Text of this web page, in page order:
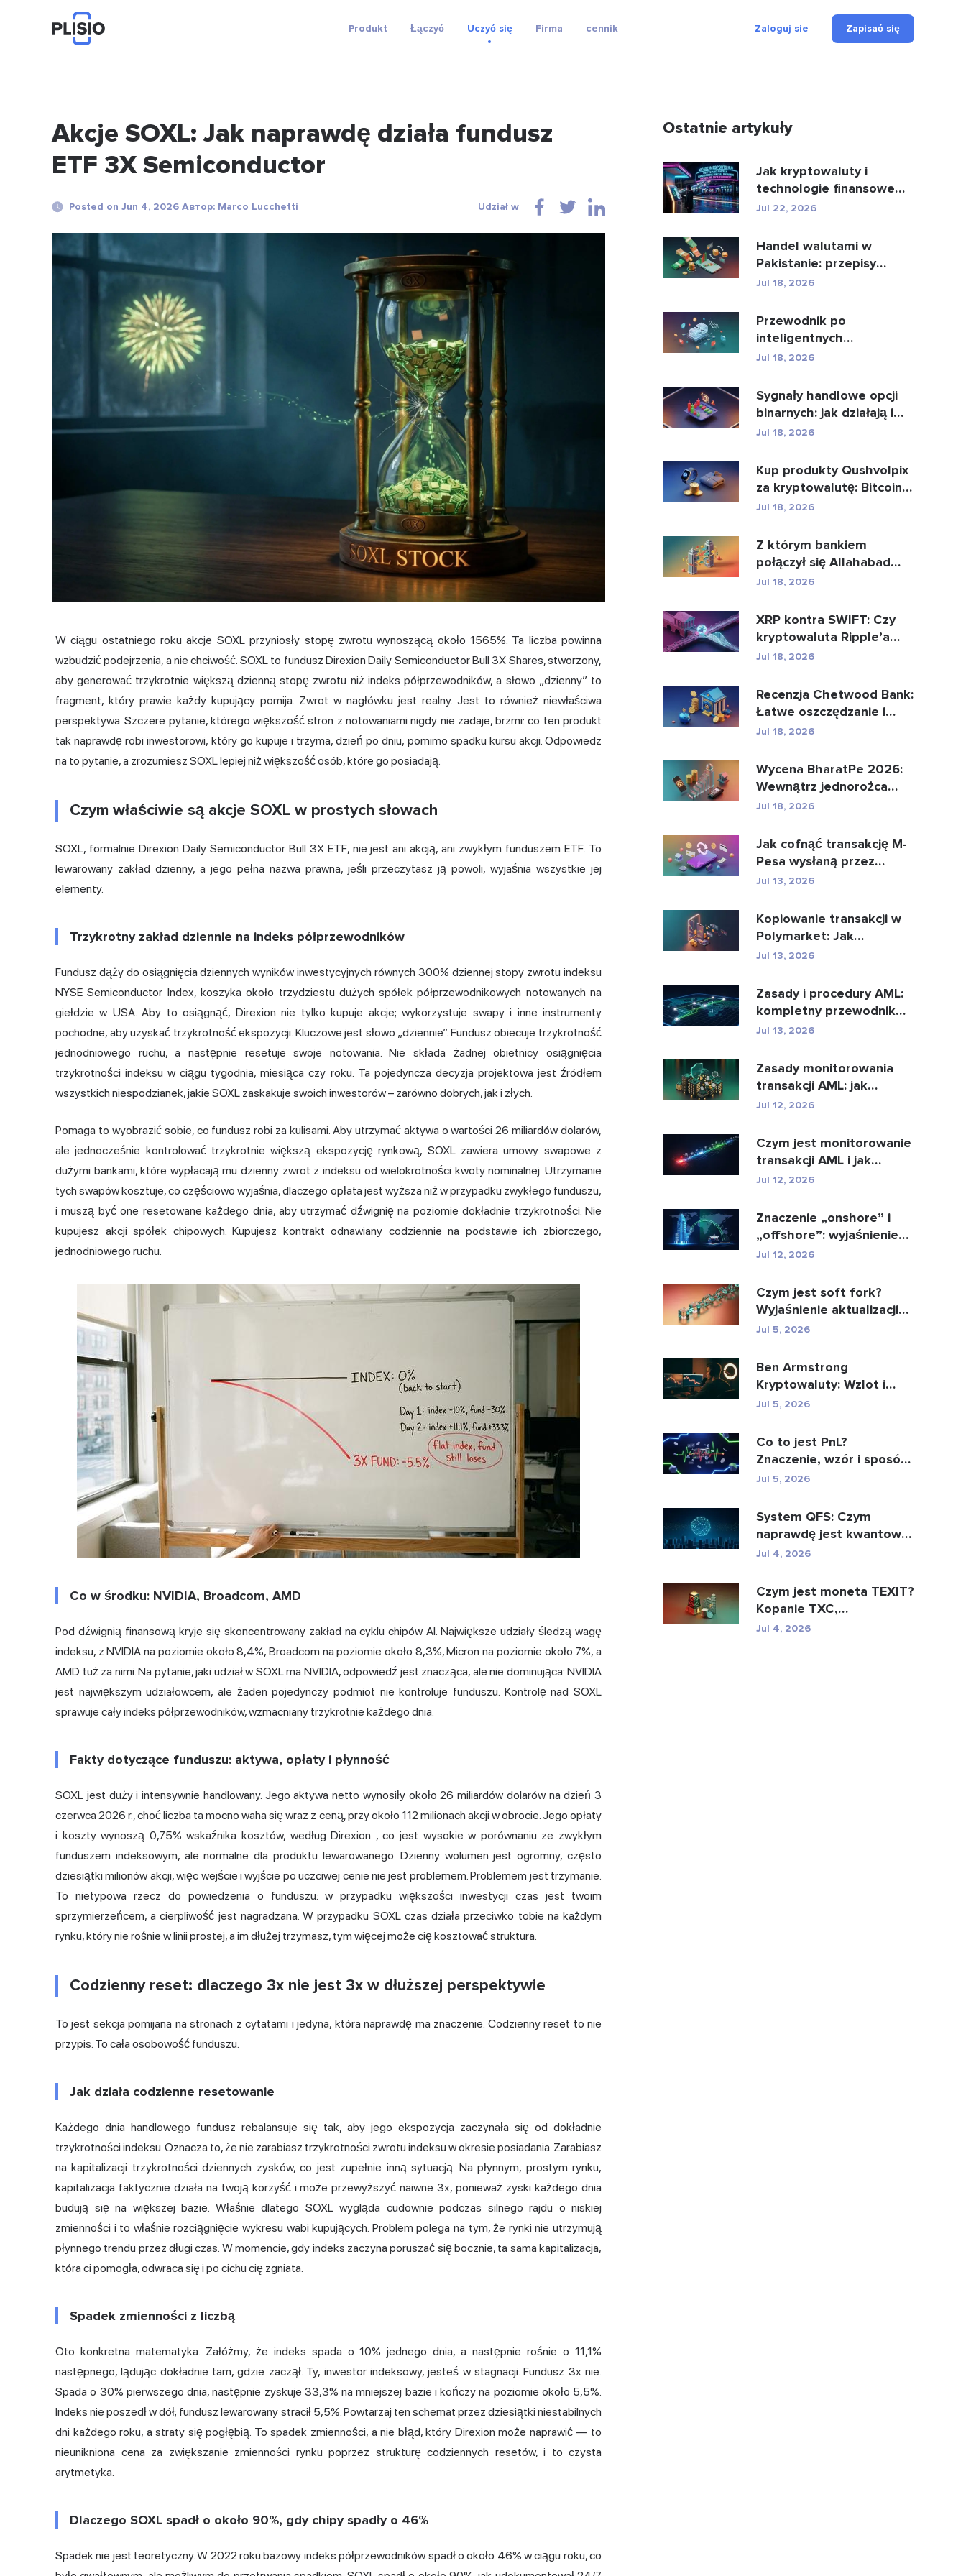
Produkt Łączyć Uczyć się Firma cennik Zaloguj sie Zapisać się
Akcje SOXL: Jak naprawdę działa fundusz
ETF 3X Semiconductor
Posted on Jun 4, 2026 Автор: Marco Lucchetti Udział w
W ciągu ostatniego roku akcje SOXL przyniosły stopę zwrotu wynoszącą około 1565%. Ta liczba powinna
wzbudzić podejrzenia, a nie chciwość. SOXL to fundusz Direxion Daily SemiconductorBull 3X Shares, stworzony,
aby generować trzykrotnie większą dzienną stopę zwrotu niż indeks półprzewodników, a słowo „dzienny” to
fragment, który prawie każdy kupujący pomija. Zwrot w nagłówku jest realny. Jest to również niewłaściwa
perspektywa. Szczere pytanie, którego większość stron z notowaniami nigdy nie zadaje, brzmi: co ten produkt
tak naprawdę robi inwestorowi, który go kupuje i trzyma, dzień po dniu, pomimo spadku kursu akcji. Odpowiedz
na to pytanie, a zrozumiesz SOXL lepiej niż większość osób, które go posiadają.
Czym właściwie są akcje SOXL w prostych słowach
SOXL, formalnie Direxion Daily Semiconductor Bull 3X ETF, nie jest ani akcją, ani zwykłym funduszem ETF. To
lewarowany zakład dzienny, a jego pełna nazwa prawna, jeśli przeczytasz ją powoli, wyjaśnia wszystkie jej
elementy.
Trzykrotny zakład dziennie na indeks półprzewodników
Fundusz dąży do osiągnięcia dziennych wyników inwestycyjnych równych 300% dziennej stopy zwrotu indeksu
NYSE Semiconductor Index, koszyka około trzydziestu dużych spółek półprzewodnikowych notowanych na
giełdzie w USA. Aby to osiągnąć, Direxion nie tylko kupuje akcje; wykorzystuje swapy i inne instrumenty
pochodne, aby uzyskać trzykrotność ekspozycji. Kluczowe jest słowo „dziennie”. Fundusz obiecuje trzykrotność
jednodniowego ruchu, a następnie resetuje swoje notowania. Nie składa żadnej obietnicy osiągnięcia
trzykrotności indeksu w ciągu tygodnia, miesiąca czy roku. Ta pojedyncza decyzja projektowa jest źródłem
wszystkich niespodzianek, jakie SOXL zaskakuje swoich inwestorów – zarówno dobrych, jak i złych.
Pomaga to wyobrazić sobie, co fundusz robi za kulisami. Aby utrzymać aktywa o wartości 26 miliardów dolarów,
ale jednocześnie kontrolować trzykrotnie większą ekspozycję rynkową, SOXL zawiera umowy swapowe z
dużymi bankami, które wypłacają mu dzienny zwrot z indeksu od wielokrotności kwoty nominalnej. Utrzymanie
tych swapów kosztuje, co częściowo wyjaśnia, dlaczego opłata jest wyższa niż w przypadku zwykłego funduszu,
i muszą być one resetowane każdego dnia, aby utrzymać dźwignię na poziomie dokładnie trzykrotności. Nie
kupujesz akcji spółek chipowych. Kupujesz kontrakt odnawiany codziennie na podstawie ich zbiorczego,
jednodniowego ruchu.
Co w środku: NVIDIA, Broadcom, AMD
Pod dźwignią finansową kryje się skoncentrowany zakład na cyklu chipów AI. Największe udziały śledzą wagę
indeksu, zNVIDIA na poziomie około 8,4%, Broadcom na poziomie około 8,3%, Micron na poziomie około 7%, a
AMD tuż za nimi. Na pytanie, jaki udział w SOXL ma NVIDIA, odpowiedź jest znacząca, ale nie dominująca: NVIDIA
jest największym udziałowcem, ale żaden pojedynczy podmiot nie kontroluje funduszu. Kontrolę nad SOXL
sprawuje cały indeks półprzewodników, wzmacniany trzykrotnie każdego dnia.
Fakty dotyczące funduszu: aktywa, opłaty i płynność
SOXL jest duży i intensywnie handlowany. Jego aktywa netto wynosiły około 26 miliardów dolarów na dzień 3
czerwca 2026 r., choć liczba ta mocno waha się wraz z ceną, przy około 112 milionach akcji w obrocie. Jego opłaty
i koszty wynoszą 0,75% wskaźnika kosztów, według Direxion , co jest wysokie w porównaniu ze zwykłym
funduszem indeksowym, ale normalne dla produktu lewarowanego. Dzienny wolumen jest ogromny, często
dziesiątki milionów akcji, więc wejście i wyjście po uczciwej cenie nie jest problemem. Problemem jest trzymanie.
To nietypowa rzecz do powiedzenia o funduszu: w przypadku większości inwestycji czas jest twoim
sprzymierzeńcem, a cierpliwość jest nagradzana. W przypadku SOXL czas działa przeciwko tobie na każdym
rynku, który nie rośnie w linii prostej, a im dłużej trzymasz, tym więcej może cię kosztować struktura.
Codzienny reset: dlaczego 3x nie jest 3x w dłuższej perspektywie
To jest sekcja pomijana na stronach z cytatami i jedyna, która naprawdę ma znaczenie. Codzienny reset to nie
przypis. To cała osobowość funduszu.
Jak działa codzienne resetowanie
Każdego dnia handlowego fundusz rebalansuje się tak, aby jego ekspozycja zaczynała się od dokładnie
trzykrotności indeksu. Oznacza to, że nie zarabiasz trzykrotności zwrotu indeksu w okresie posiadania. Zarabiasz
na kapitalizacji trzykrotności dziennych zysków, co jest zupełnie inną sytuacją. Na płynnym, prostym rynku,
kapitalizacja faktycznie działa na twoją korzyść i może przewyższyć naiwne 3x, ponieważ zyski każdego dnia
budują się na większej bazie. Właśnie dlatego SOXL wygląda cudownie podczas silnego rajdu o niskiej
zmienności i to właśnie rozciągnięcie wykresu wabi kupujących. Problem polega na tym, że rynki nie utrzymują
płynnego trendu przez długi czas. W momencie, gdy indeks zaczyna poruszać się bocznie, ta sama kapitalizacja,
która ci pomogła, odwraca się i po cichu cię zgniata.
Spadek zmienności z liczbą
Oto konkretna matematyka. Załóżmy, że indeks spada o 10% jednego dnia, a następnie rośnie o 11,1%
następnego, lądując dokładnie tam, gdzie zaczął. Ty, inwestor indeksowy, jesteś w stagnacji. Fundusz 3x nie.
Spada o 30% pierwszego dnia, następnie zyskuje 33,3% na mniejszej bazie i kończy na poziomie około 5,5%.
Indeks nie poszedł w dół; fundusz lewarowany stracił 5,5%. Powtarzaj ten schemat przez dziesiątki niestabilnych
dni każdego roku, a straty się pogłębią. To spadek zmienności, a nie błąd, który Direxion może naprawić — to
nieunikniona cena za zwiększanie zmienności rynku poprzez strukturę codziennych resetów, i to czysta
arytmetyka.
Dlaczego SOXL spadł o około 90%, gdy chipy spadły o 46%
Spadek nie jest teoretyczny. W 2022 roku bazowy indeks półprzewodników spadł o około 46% w ciągu roku, co
Ostatnie artykuły
Jak kryptowaluty i
technologie finansowe
zmieniają oblicze płatn...
Jul 22, 2026
Handel walutami w
Pakistanie: przepisy
prawne, brokerzy,
Jul 18, 2026
Przewodnik po
inteligentnych
kontraktach i usługach
Jul 18, 2026
Sygnały handlowe opcji
binarnych: jak działają i
jakie niosą z...
Jul 18, 2026
Kup produkty Qushvolpix
za kryptowalutę: Bitcoin,
płatności i i...
Jul 18, 2026
Z którym bankiem
połączył się Allahabad
Bank? Pełna historia...
Jul 18, 2026
XRP kontra SWIFT: Czy
kryptowaluta Ripple’a
może zastąpić glo...
Jul 18, 2026
Recenzja Chetwood Bank:
Łatwe oszczędzanie i
bezpieczna bankowo�...
Jul 18, 2026
Wycena BharatPe 2026:
Wewnątrz jednorożca
fintech o wartości 2,...
Jul 18, 2026
Jak cofnąć transakcję M-
Pesa wysłaną przez
pomyłkę
Jul 13, 2026
Kopiowanie transakcji w
Polymarket: Jak
bezpiecznie kopiować
Jul 13, 2026
Zasady i procedury AML:
kompletny przewodnik
zgodności
Jul 13, 2026
Zasady monitorowania
transakcji AML: jak
wykrywają przestępstwa
Jul 12, 2026
Czym jest monitorowanie
transakcji AML i jak
działa?
Jul 12, 2026
Znaczenie „onshore” i
„offshore”: wyjaśnienie
kluczowych ...
Jul 12, 2026
Czym jest soft fork?
Wyjaśnienie aktualizacji
blockchaina
Jul 5, 2026
Ben Armstrong
Kryptowaluty: Wzlot i
upadek BitBoya
Jul 5, 2026
Co to jest PnL?
Znaczenie, wzór i sposób
obliczenia
Jul 5, 2026
System QFS: Czym
naprawdę jest kwantowy
system finansowy (2026)
Jul 4, 2026
Czym jest moneta TEXIT?
Kopanie TXC,
specyfikacje i ryzyko
Jul 4, 2026